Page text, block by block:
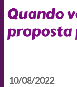
Quando
proposta
10/08/2022